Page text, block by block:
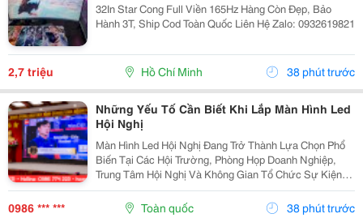
32In Star Cong Full Viền 165Hz Hàng Còn Đẹp, Bảo
Hành 3T, Ship Cod Toàn Quốc Liên Hệ Zalo: 0932619821
2,7 triệu Hồ Chí Minh 38 phút trước
Những Yếu Tố Cần Biết Khi Lắp Màn Hình Led
Hội Nghị
Màn Hình Led Hội Nghị Đang Trở Thành Lựa Chọn Phổ
Biến Tại Các Hội Trường, Phòng Họp Doanh Nghiệp,
Trung Tâm Hội Nghị Và Không Gian Tổ Chức Sự Kiện
Nhờ Khả Năng Hiển Thị Hình Ảnh Lớn, Rõ Nét Và Ổn
Định. Tuy Nhiên, Để Lựa Chọn Được Hệ Thống...
0986 *** *** Toàn quốc 38 phút trước